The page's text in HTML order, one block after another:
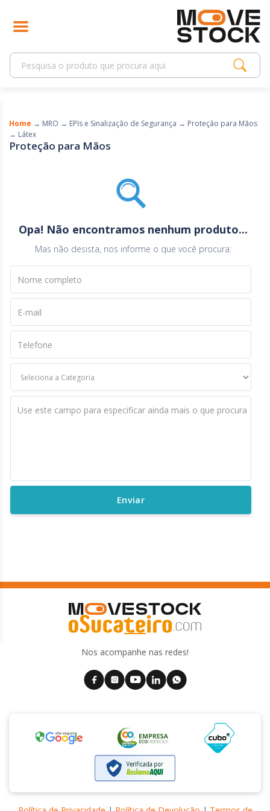
Home → MRO → EPIs e Sinalização de Segurança → Proteção para Mãos
→ Látex
Proteção para Mãos
Opa! Não encontramos nenhum produto...
Mas não desista, nos informe o que você procura:
Nome completo
E-mail
Telefone
Use este campo para especificar ainda mais o que procura
Enviar
Nos acompanhe nas redes!